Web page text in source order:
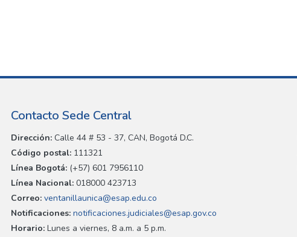
Contacto Sede Central
Dirección: Calle 44 # 53 - 37, CAN, Bogotá D.C.
Código postal: 111321
Línea Bogotá: (+57) 601 7956110
Línea Nacional: 018000 423713
Correo: ventanillaunica@esap.edu.co
Notificaciones: notificaciones.judiciales@esap.gov.co
Horario: Lunes a viernes, 8 a.m. a 5 p.m.